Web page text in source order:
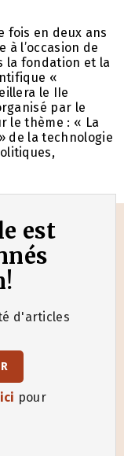
fois en deux ans
à l’occasion de
la fondation et la
«
le IIe
par le
le thème : « La
de la technologie
est
d'articles
pour